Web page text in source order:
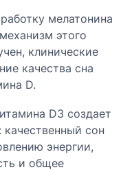
мелатонина
этого
клинические
качества сна
D.
D3 создает
сон
энергии,
и общее